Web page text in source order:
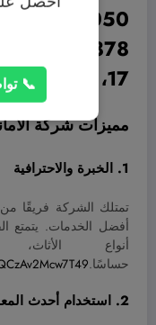
📞
17، 3169، حي الاندلس، الجبيل 35815
مميزات شركة
1. الخبرة والاحترافية
تمتلك الشركة فريقًا من
أفضل الخدمات. يتمتع
أنواع
حساسًا.
2. استخدام أحدث المعدات